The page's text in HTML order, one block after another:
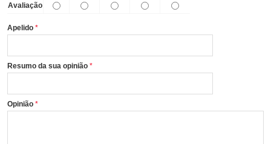
Avaliação
Apelido
Resumo da sua opinião
Opinião